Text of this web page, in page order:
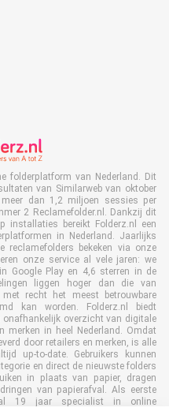
folderplatform van Nederland. Dit
van Similarweb van oktober
dan 1,2 miljoen sessies per
2 Reclamefolder.nl. Dankzij dit
installaties bereikt Folderz.nl een
in Nederland. Jaarlijks
reclamefolders bekeken via onze
onze service al vele jaren: we
Google Play en 4,6 sterren in de
liggen hoger dan die van
met recht het meest betrouwbare
kan worden. Folderz.nl biedt
overzicht van digitale
merken in heel Nederland. Omdat
door retailers en merken, is alle
up-to-date. Gebruikers kunnen
en direct de nieuwste folders
in plaats van papier, dragen
van papierafval. Als eerste
al 19 jaar specialist in online